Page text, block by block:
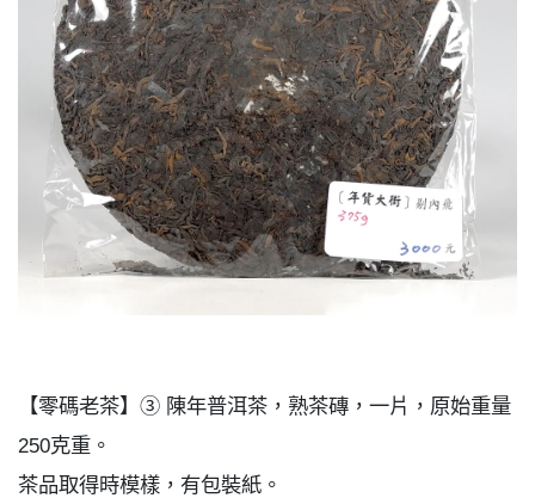
【零碼老茶】③ 陳年普洱茶，熟茶磚，一片，原始重量
250克重。
茶品取得時模樣，有包裝紙。